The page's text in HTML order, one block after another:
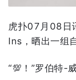
虎扑07月08日
Ins，晒出一组
“💯！”罗伯特-